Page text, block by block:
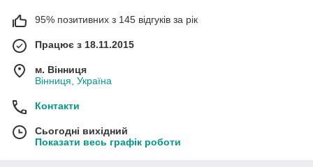
95% позитивних з 145 відгуків за рік
Працює з 18.11.2015
м. Вінниця
Вінниця, Україна
Контакти
Сьогодні вихідний
Показати весь графік роботи